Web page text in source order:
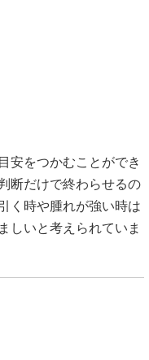
安をつかむことができ
断だけで終わらせるの
く時や腫れが強い時は
しいと考えられていま